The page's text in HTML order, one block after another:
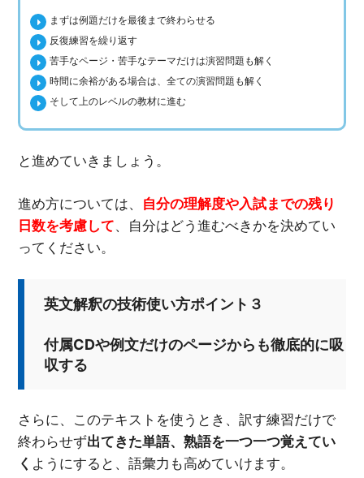
まずは例題だけを最後まで終わらせる
反復練習を繰り返す
苦手なページ・苦手なテーマだけは演習問題も解く
時間に余裕がある場合は、全ての演習問題も解く
そして上のレベルの教材に進む
と進めていきましょう。
進め方については、 自分の理解度や入試までの残り
日数を考慮して、自分はどう進むべきかを決めてい
ってください。
英文解釈の技術使い方ポイント３
付属CDや例文だけのページからも徹底的に吸
収する
さらに、このテキストを使うとき、訳す練習だけで
終わらせず出てきた単語、熟語を一つ一つ覚えてい
く ようにすると、語彙力も高めていけます。